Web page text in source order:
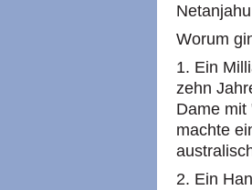
Worum
1. Ein
zehn
Dame mit
machte
2. Ein